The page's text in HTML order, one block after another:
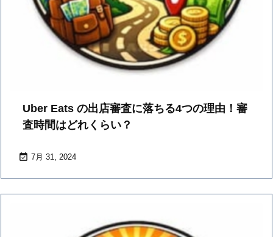
Uber Eats の出店審査に落ちる4つの理由！審
査時間はどれくらい？
 7月 31, 2024